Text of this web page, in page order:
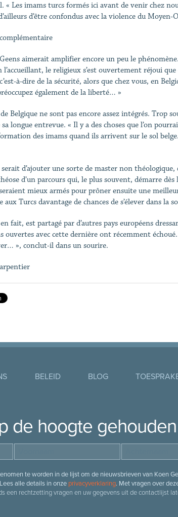
« Les imams turcs formés ici avant de venir chez
d’être confondus avec la violence du Moyen-
aimerait amplifier encore un peu le
l’accueillant, le religieux s’est ouvertement réjoui
à-dire de la sécurité, alors que chez vous, en
également de la liberté… »
Belgique ne sont pas encore assez intégrés. Trop
longue entrevue. « Il y a des choses que l’on
des imams quand ils arrivent sur le sol
serait d’ajouter une sorte de master non
d’un parcours qui, le plus souvent, démarre
mieux armés pour prôner ensuite une
Turcs davantage de chances de s’élever dans la
fait, est partagé par d’autres pays européens
ouvertes avec cette dernière ont récemment
», conclut-il dans un sourire.
BELEID BLOG
de hoogte
te worden in de lijst om de nieuwsbrieven van Koen
alle details in onze privacyverklaring. Met vragen over
een rechtzetting vragen en uw gegevens uit de contactlijst